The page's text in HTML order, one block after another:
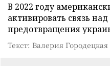
В 2022 году
активировать связь
предотвращения
Текст: Валерия Городецкая